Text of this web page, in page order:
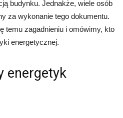
budynku. Jednakże, wiele osób
za wykonanie tego dokumentu.
temu zagadnieniu i omówimy, kto
energetycznej.
energetyk